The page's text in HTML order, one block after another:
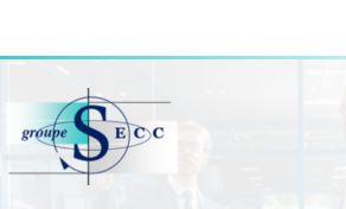
Aller